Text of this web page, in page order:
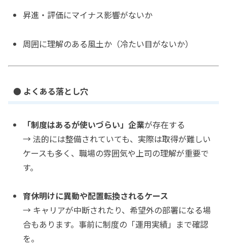
昇進・評価にマイナス影響がないか
周囲に理解のある風土か（冷たい目がないか）
● よくある落とし穴
「制度はあるが使いづらい」企業が存在する
→ 法的には整備されていても、実際は取得が難しい
ケースも多く、職場の雰囲気や上司の理解が重要で
す。
育休明けに異動や配置転換されるケース
→ キャリアが中断されたり、希望外の部署になる場
合もあります。事前に制度の「運用実績」まで確認
を。